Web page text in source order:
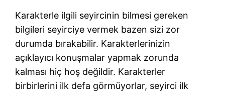
Karakterle ilgili seyircinin bilmesi gereken
bilgileri seyirciye vermek bazen sizi zor
durumda bırakabilir. Karakterlerinizin
açıklayıcı konuşmalar yapmak zorunda
kalması hiç hoş değildir. Karakterler
birbirlerini ilk defa görmüyorlar, seyirci ilk